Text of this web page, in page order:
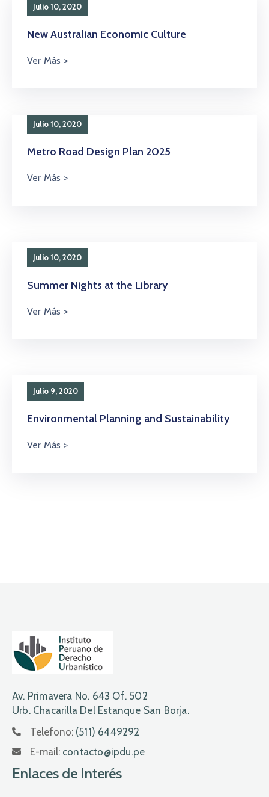
Julio 10, 2020
New Australian Economic Culture
Julio 10, 2020
Metro Road Design Plan 2025
Julio 10, 2020
Summer Nights at the Library
Julio 9, 2020
Environmental Planning and Sustainability
Av. Primavera No. 643 Of. 502
Urb. Chacarilla Del Estanque San Borja.
Telefono: (511) 6449292
E-mail: contacto@ipdu.pe
Enlaces de Interés